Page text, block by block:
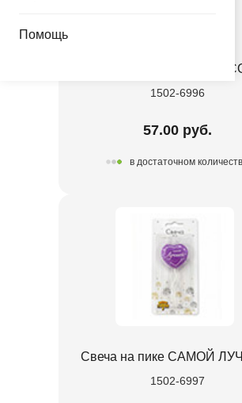
Помощь
Свеча на пике С ДР
1502-6996
57.00 руб.
в достаточном
Свеча на пике САМОЙ
1502-6997